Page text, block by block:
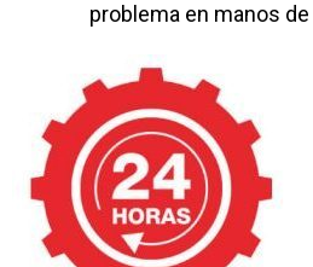
problema en manos